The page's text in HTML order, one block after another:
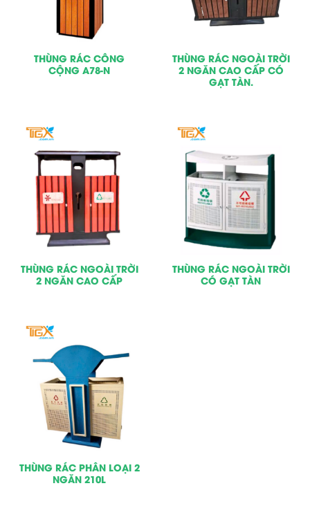
THÙNG RÁC CÔNG
CỘNG A78-N
THÙNG RÁC NGOÀI TRỜI
2 NGĂN CAO CẤP CÓ
GẠT TÀN.
THÙNG RÁC NGOÀI TRỜI
2 NGĂN CAO CẤP
THÙNG RÁC NGOÀI TRỜI
CÓ GẠT TÀN
THÙNG RÁC PHÂN LOẠI 2
NGĂN 210L